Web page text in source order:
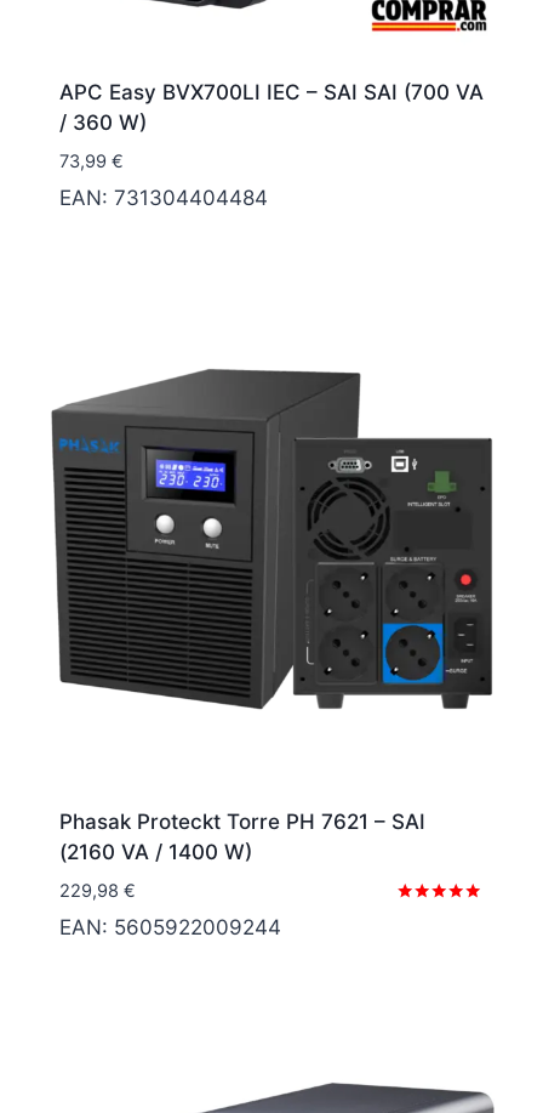
APC Easy BVX700LI IEC – SAI SAI (700 VA
/ 360 W)
73,99 €
EAN: 731304404484
Phasak Proteckt Torre PH 7621 – SAI
(2160 VA / 1400 W)
229,98 €
EAN: 5605922009244